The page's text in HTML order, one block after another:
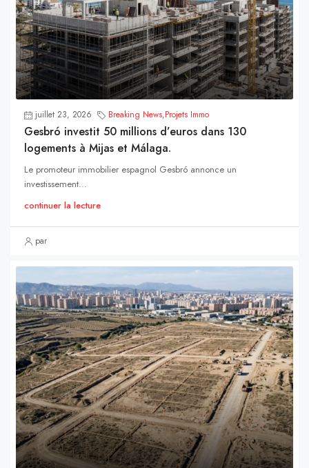
juillet 23, 2026 Breaking News,Projets Immo
Gesbró investit 50 millions d’euros dans 130
logements à Mijas et Málaga.
Le promoteur immobilier espagnol Gesbró annonce un
investissement...
continuer la lecture
par